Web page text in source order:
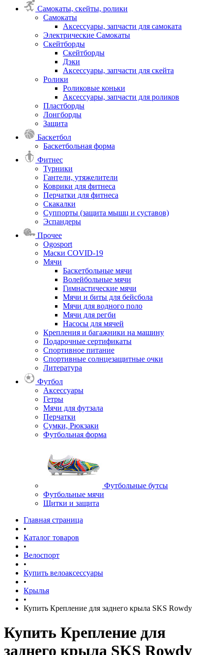
Самокаты, скейты, ролики
Самокаты
Аксессуары, запчасти для самоката
Электрические Самокаты
Скейтборды
Скейтборды
Дэки
Аксессуары, запчасти для скейта
Ролики
Роликовые коньки
Аксессуары, запчасти для роликов
Пластборды
Лонгборды
Защита
Баскетбол
Баскетбольная форма
Фитнес
Турники
Гантели, утяжелители
Коврики для фитнеса
Перчатки для фитнеса
Скакалки
Суппорты (защита мышц и суставов)
Эспандеры
Прочее
Ogosport
Маски COVID-19
Мячи
Баскетбольные мячи
Волейбольные мячи
Гимнастические мячи
Мячи и биты для бейсбола
Мячи для водного поло
Мячи для регби
Насосы для мячей
Крепления и багажники на машину
Подарочные сертификаты
Спортивное питание
Спортивные солнцезащитные очки
Литература
Футбол
Аксессуары
Гетры
Мячи для футзала
Перчатки
Сумки, Рюкзаки
Футбольная форма
Футбольные бутсы
Футбольные мячи
Щитки и защита
Главная страница
•
Каталог товаров
•
Велоспорт
•
Купить велоаксессуары
•
Крылья
•
Купить Крепление для заднего крыла SKS Rowdy
Купить Крепление для
заднего крыла SKS Rowdy